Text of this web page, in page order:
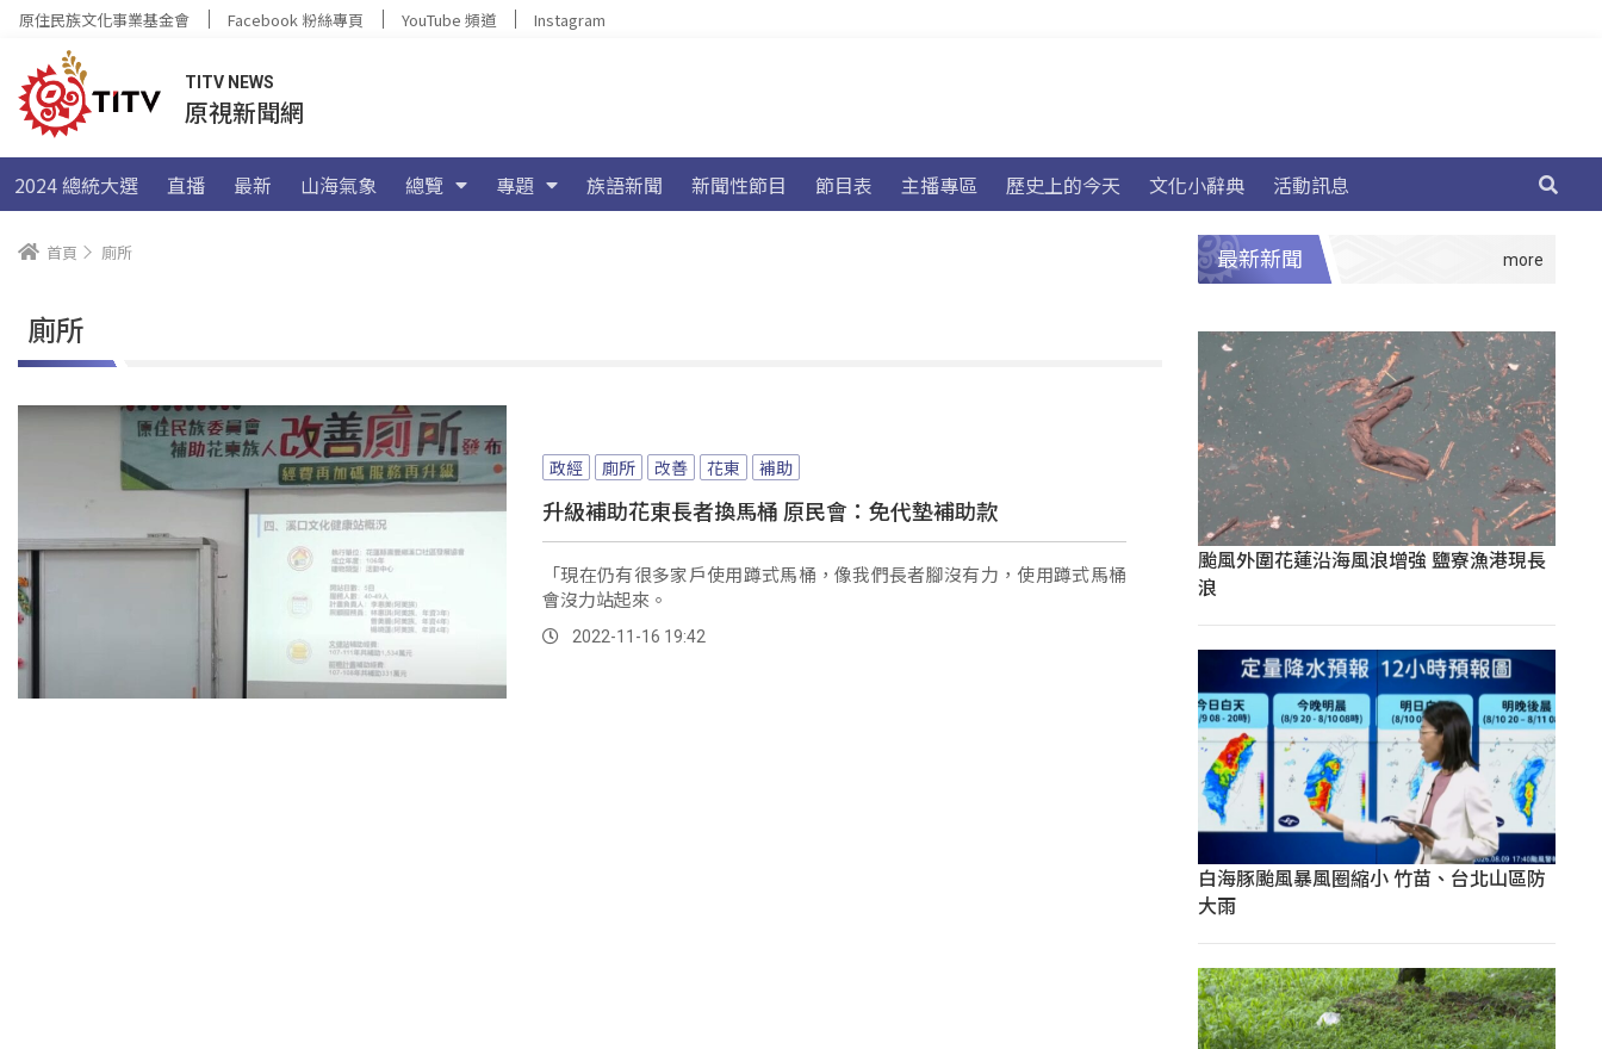
原住民族文化事業基金會 Facebook 粉絲專頁 YouTube 頻道 Instagram
TITV NEWS
原視新聞網
2024 總統大選 直播 最新 山海氣象 總覽 專題 族語新聞 新聞性節目 節目表 主播專區 歷史上的今天 文化小辭典 活動訊息
首頁 廁所
廁所
政經 廁所 改善 花東 補助
升級補助花東長者換馬桶 原民會：免代墊補助款
「現在仍有很多家戶使用蹲式馬桶，像我們長者腳沒有力，使用蹲式馬桶
會沒力站起來。
2022-11-16 19:42
最新新聞
颱風外圍花蓮沿海風浪增強 鹽寮漁港現長
浪
白海豚颱風暴風圈縮小 竹苗、台北山區防
大雨